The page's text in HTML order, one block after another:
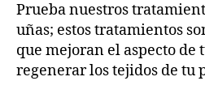
Prueba nuestros
uñas; estos tratamientos
que mejoran el aspecto de
regenerar los tejidos de tu